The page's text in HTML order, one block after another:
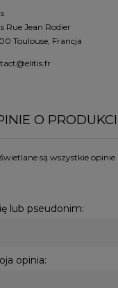
Rue Jean Rodier
Toulouse, Francja
O
są wszystkie
lub pseudonim:
opinia: